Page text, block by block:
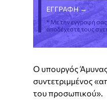
* Με την εγγραφή
αποδέχεστε τους
Ο υπουργός
συντετριμμένος
του προσωπικού».